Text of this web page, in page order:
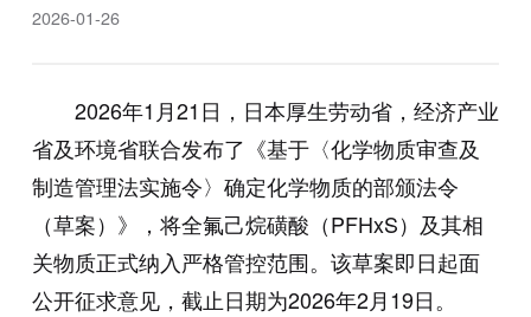
2026-01-26
2026年1月21日，日本厚生劳动省，经济产业
省及环境省联合发布了《基于〈化学物质审查及
制造管理法实施令〉确定化学物质的部颁法令
（草案）》，将全氟己烷磺酸（PFHxS）及其相
关物质正式纳入严格管控范围。该草案即日起面
公开征求意见，截止日期为2026年2月19日。